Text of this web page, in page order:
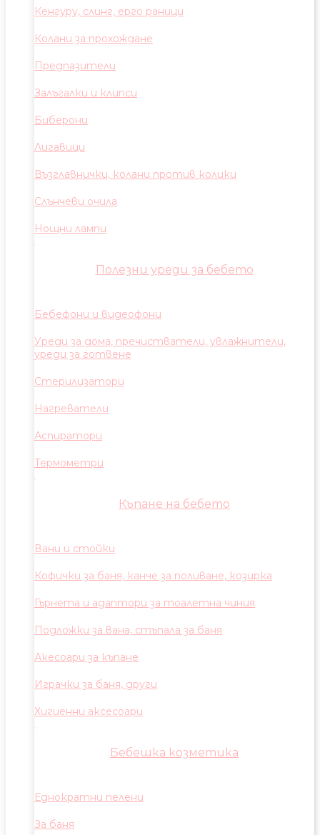
Кенгуру, слинг, ерго раници
Колани за прохождане
Предпазители
Залъгалки и клипси
Биберони
Лигавици
Възглавнички, колани против колики
Слънчеви очила
Нощни лампи
Полезни уреди за бебето
Бебефони и видеофони
Уреди за дома, пречистватели, увлажнители,
уреди за готвене
Стерилизатори
Нагреватели
Аспиратори
Термометри
Къпане на бебето
Вани и стойки
Кофички за баня, канче за поливане, козирка
Гърнета и адаптори за тоалетна чиния
Подложки за вана, стъпала за баня
Акесоари за къпане
Играчки за баня, други
Хигиенни аксесоари
Бебешка козметика
Еднократни пелени
За баня